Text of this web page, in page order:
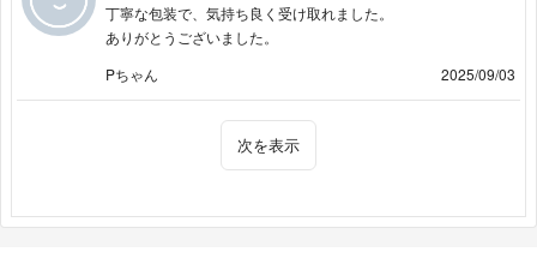
丁寧な包装で、気持ち良く受け取れました。
ありがとうございました。
Pちゃん
2025/09/03
次を表示